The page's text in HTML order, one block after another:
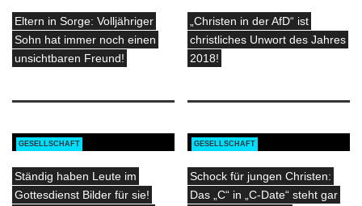
Eltern in Sorge: Volljähriger
Sohn hat immer noch einen
unsichtbaren Freund!
„Christen in der AfD“ ist
christliches Unwort des Jahres
2018!
GESELLSCHAFT
Ständig haben Leute im
Gottesdienst Bilder für sie!
GESELLSCHAFT
Schock für jungen Christen:
Das „C“ in „C-Date“ steht gar